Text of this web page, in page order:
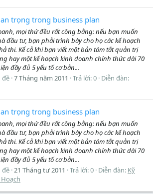
trọng trong business plan
mọi thứ đều rất công bằng: nếu bạn muốn
đầu tư, bạn phải trình bày cho họ các kế hoạch
thi. Kể cả khi bạn viết một bản tóm tắt quản trị
hay một kế hoạch kinh doanh chính thức dài 70
đầy đủ 5 yếu tố cơ bản...
đề 7 Tháng năm 2011 Trả lời: 0 Diễn đàn:
trọng trong business plan
mọi thứ đều rất công bằng: nếu bạn muốn
đầu tư, bạn phải trình bày cho họ các kế hoạch
thi. Kể cả khi bạn viết một bản tóm tắt quản trị
hay một kế hoạch kinh doanh chính thức dài 70
đầy đủ 5 yếu tố cơ bản...
đề 21 Tháng tư 2011 Trả lời: 0 Diễn đàn: Kỹ